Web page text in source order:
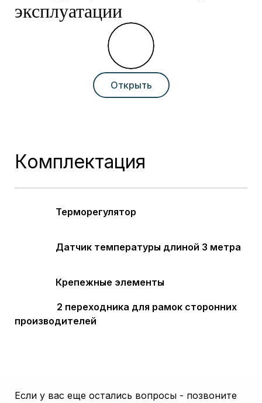
эксплуатации
Открыть
Комплектация
Терморегулятор
Датчик температуры длиной 3 метра
Крепежные элементы
2 переходника для рамок сторонних
производителей
Если у вас еще остались вопросы - позвоните